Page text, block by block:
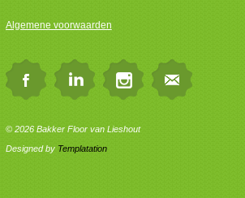
Algemene voorwaarden
© 2026 Bakker Floor van Lieshout
Designed by Templatation